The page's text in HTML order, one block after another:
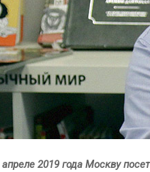
2019 года Москву